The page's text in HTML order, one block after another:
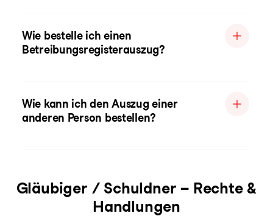
Wie bestelle ich einen
Betreibungsregisterauszug?
Wie kann ich den Auszug einer
anderen Person bestellen?
Gläubiger / Schuldner – Rechte &
Handlungen